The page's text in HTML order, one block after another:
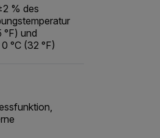
% des
°F) und
°C (32 °F)